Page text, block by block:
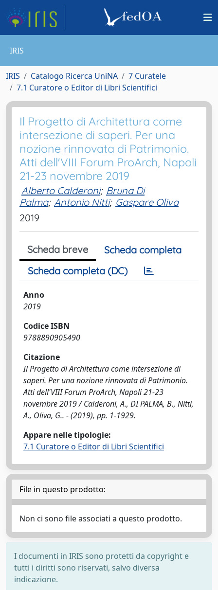
IRIS
IRIS Catalogo Ricerca UniNA
7 Curatele
7.1 Curatore o Editor di Libri Scientifici
Il Progetto di Architettura come
intersezione di saperi. Per una
nozione rinnovata di Patrimonio.
Atti dell'VIII Forum ProArch, Napoli
21-23 novembre 2019
Alberto Calderoni; Bruna Di
Palma; Antonio Nitti; Gaspare Oliva
2019
Scheda breve
Scheda completa
Scheda completa (DC)
Anno
2019
Codice ISBN
9788890905490
Citazione
Il Progetto di Architettura come intersezione di
saperi. Per una nozione rinnovata di Patrimonio.
Atti dell'VIII Forum ProArch, Napoli 21-23
novembre 2019 / Calderoni, A., DI PALMA, B., Nitti,
A., Oliva, G.. - (2019), pp. 1-1929.
Appare nelle tipologie:
7.1 Curatore o Editor di Libri Scientifici
File in questo prodotto:
Non ci sono file associati a questo prodotto.
I documenti in IRIS sono protetti da copyright e
tutti i diritti sono riservati, salvo diversa
indicazione.